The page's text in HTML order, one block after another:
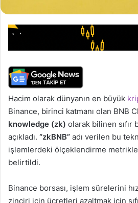
Hacim olarak dünyanın en büyük
Binance, birinci katmanı olan BNB
knowledge (zk) olarak bilinen sıfır
açıkladı. “zkBNB” adı verilen bu
işlemlerdeki ölçeklendirme
belirtildi.
Binance borsası, işlem sürelerini
zinciri için ücretleri azaltmak için